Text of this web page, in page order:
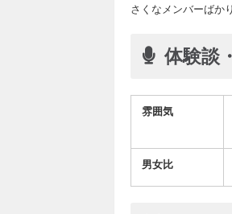
さくなメンバーばか
体験談
雰囲気
男女比